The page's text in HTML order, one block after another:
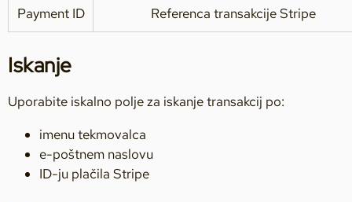
Payment ID Referenca transakcije Stripe
Iskanje
Uporabite iskalno polje za iskanje transakcij po:
imenu tekmovalca
e-poštnem naslovu
ID-ju plačila Stripe